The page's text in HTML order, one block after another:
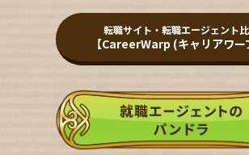
転職サイト・転職エージェント
【CareerWarp (キャリアワー